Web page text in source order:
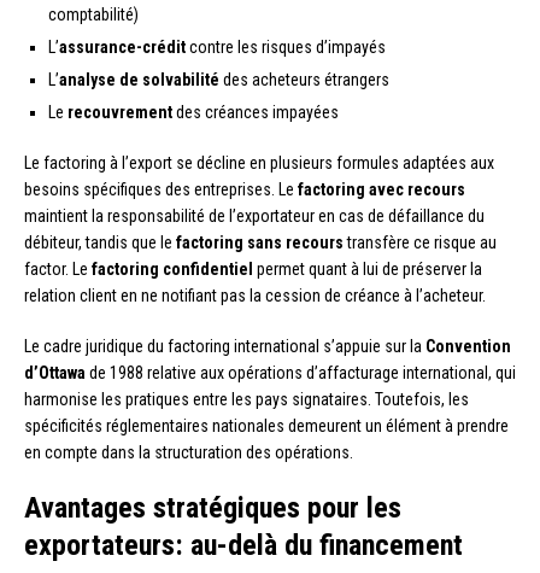
comptabilité)
L’assurance-créditcontre les risques d’impayés
L’analyse de solvabilité des acheteurs étrangers
Le recouvrementdes créances impayées
Le factoring à l’export se décline en plusieurs formules adaptées aux
besoins spécifiques des entreprises. Le factoring avec recours
maintient la responsabilité de l’exportateur en cas de défaillance du
débiteur, tandis que le factoring sans recourstransfère ce risque au
factor. Le factoring confidentiel permet quant à lui de préserver la
relation client en ne notifiant pas la cession de créance à l’acheteur.
Le cadre juridique du factoring international s’appuie sur la Convention
d’Ottawa de 1988 relative aux opérations d’affacturage international, qui
harmonise les pratiques entre les pays signataires. Toutefois, les
spécificités réglementaires nationales demeurent un élément à prendre
en compte dans la structuration des opérations.
Avantages stratégiques pour les
exportateurs: au-delà du financement